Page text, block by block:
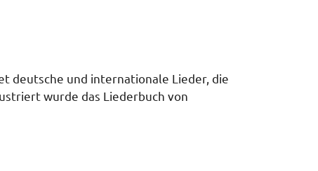
deutsche und internationale Lieder, die
wurde das Liederbuch von